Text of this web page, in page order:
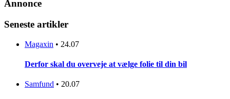
Annonce
Seneste artikler
Magaxin • 24.07
Derfor skal du overveje at vælge folie til din bil
Samfund • 20.07